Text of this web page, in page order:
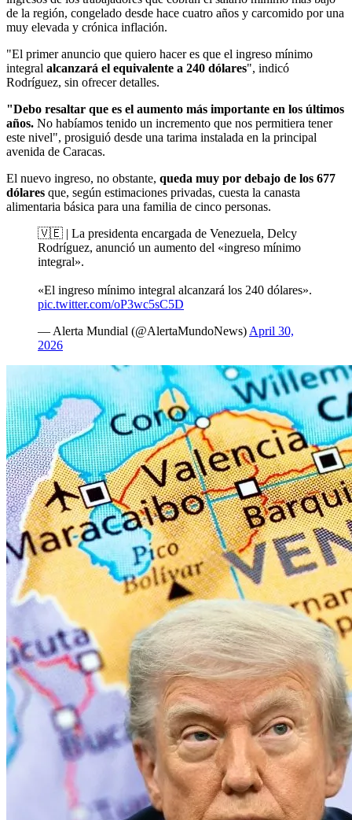
de la región, congelado desde hace cuatro años y carcomido por una
muy elevada y crónica inflación.
"El primer anuncio que quiero hacer es que el ingreso mínimo
integral alcanzará el equivalente a 240 dólares", indicó
Rodríguez, sin ofrecer detalles.
"Debo resaltar que es el aumento más importante en los últimos
años. No habíamos tenido un incremento que nos permitiera tener
este nivel", prosiguió desde una tarima instalada en la principal
avenida de Caracas.
El nuevo ingreso, no obstante, queda muy por debajo de los 677
dólares que, según estimaciones privadas, cuesta la canasta
alimentaria básica para una familia de cinco personas.
🇻🇪 | La presidenta encargada de Venezuela, Delcy
Rodríguez, anunció un aumento del «ingreso mínimo
integral».
«El ingreso mínimo integral alcanzará los 240 dólares».
pic.twitter.com/oP3wc5sC5D
— Alerta Mundial (@AlertaMundoNews) April 30,
2026